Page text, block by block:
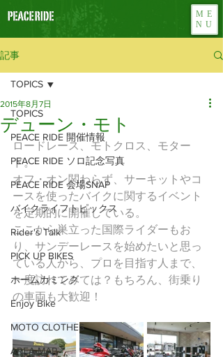
ME
NU
記事
TOPICS
PEACE RIDE 開催情報
PEACE RIDE ソロ記念写真
PEACE RIDE 会場SNAP
バイクライフトピックス
Rider's Talk
PICK UP BIKES
ホームカミング
Enjoy Bike
MOTO CLOTHES
AREA MAP
TOPICS
デューン・モト
2015年8月7日
ロードレース、モトクロス、モター
ド。
オフ・オン関わらず、サーキットやコ
ースを使ったバイクに関するイベント
を定期的に開催している。
ここから巣立った国際ライダーもお
り、サンデーレースを始めたいと思っ
ている人から、プロを目指す人まで、
一度訪れてみては？もちろん、街乗り
の車両も大歓迎！